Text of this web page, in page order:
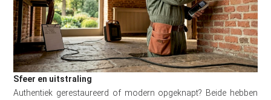
Sfeer en uitstraling
Authentiek gerestaureerd of modern opgeknapt? Beide hebben